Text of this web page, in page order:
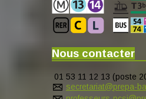
Nous contacter
01 53 11 12 13 (poste
secretariat@prepa-